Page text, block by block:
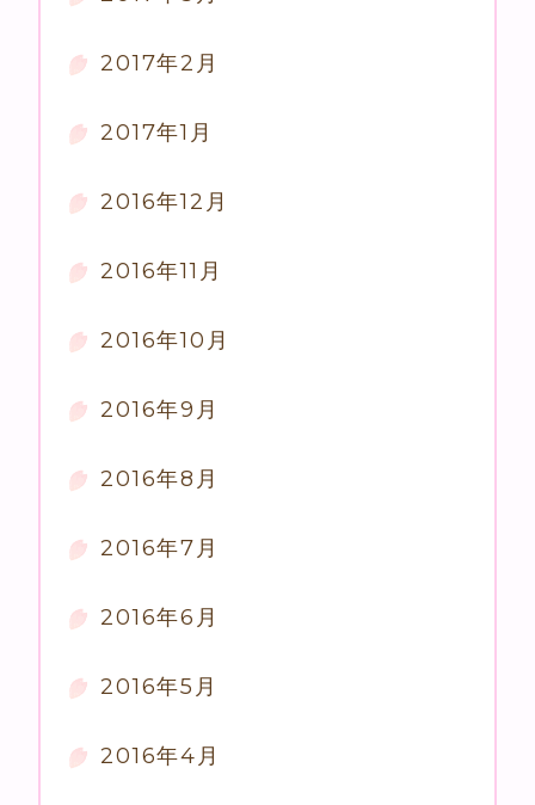
2017年2月
2017年1月
2016年12月
2016年11月
2016年10月
2016年9月
2016年8月
2016年7月
2016年6月
2016年5月
2016年4月